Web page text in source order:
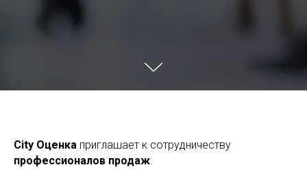
City Оценка приглашает к сотрудничеству
профессионалов продаж.